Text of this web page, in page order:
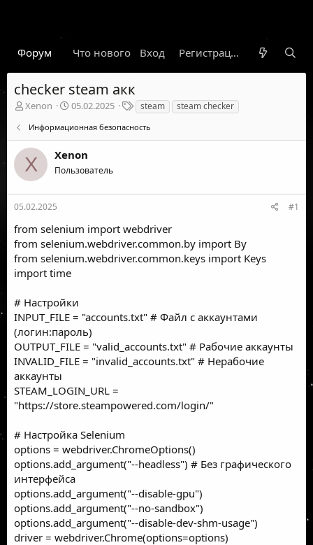
Форум Что нового Гарант Новости
Вход Регистрация
checker steam акк
А
о
р
т
е
м
ы
Xenon
Д
т
а
н
а
а
05.02.2025
Т
е
г
и
steam steam checker
Информационная безопасность
X Xenon
Пользователь
05.02.2025 #1
from selenium import webdriver
from selenium.webdriver.common.by import By
from selenium.webdriver.common.keys import Keys
import time
# Настройки
INPUT_FILE = "accounts.txt" # Файл с аккаунтами
(логин:пароль)
OUTPUT_FILE = "valid_accounts.txt" # Рабочие аккаунты
INVALID_FILE = "invalid_accounts.txt" # Нерабочие
аккаунты
STEAM_LOGIN_URL =
"https://store.steampowered.com/login/"
# Настройка Selenium
options = webdriver.ChromeOptions()
options.add_argument("--headless") # Без графического
интерфейса
options.add_argument("--disable-gpu")
options.add_argument("--no-sandbox")
options.add_argument("--disable-dev-shm-usage")
driver = webdriver.Chrome(options=options)